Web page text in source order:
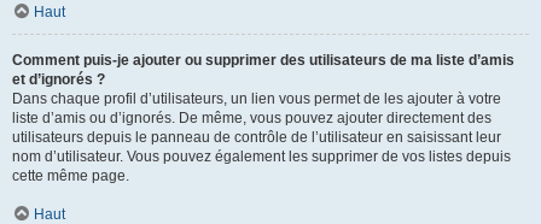
Haut
Comment puis-je ajouter ou supprimer des utilisateurs de ma liste d’amis
et d’ignorés ?
Dans chaque profil d’utilisateurs, un lien vous permet de les ajouter à votre
liste d’amis ou d’ignorés. De même, vous pouvez ajouter directement des
utilisateurs depuis le panneau de contrôle de l’utilisateur en saisissant leur
nom d’utilisateur. Vous pouvez également les supprimer de vos listes depuis
cette même page.
Haut